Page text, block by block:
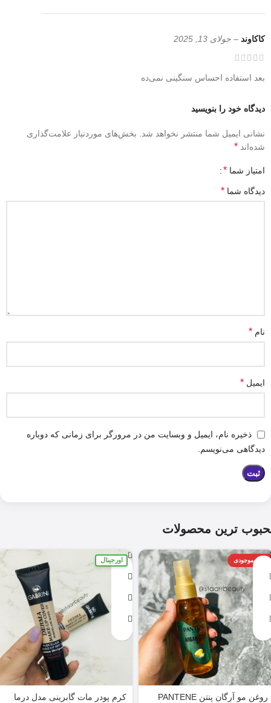
کاکاوند – جولای 13, 2025
بعد استفاده احساس سنگینی نمی‌ده
دیدگاه خود را بنویسید
نشانی ایمیل شما منتشر نخواهد شد.
بخش‌های موردنیاز علامت‌گذاری
شده‌اند *
امتیاز شما *
دیدگاه شما *
نام *
ایمیل *
ذخیره نام، ایمیل و وبسایت من در مرورگر برای زمانی که دوباره
دیدگاهی می‌نویسم.
ترین محصولات
اتمام موجودی
روغن مو آرگان پنتن PANTENE
اورجینال
کرم پودر مات گابرینی مدل درما